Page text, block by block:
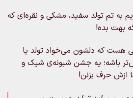
به تم تولد سفید، مشکی و نقره‌ای که
بهت بده!
که دلشون می‌خواد تولد یا
باشه؛ یه جشن شبونه‌ی شیک و
ازش حرف بزنن!